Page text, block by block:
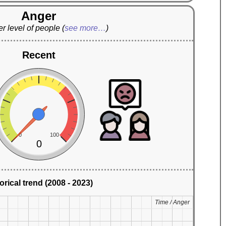
Anger
level of people(see more…)
Recent
0 100
0
trend (2008 - 2023)
Time / Anger
Time / Anger